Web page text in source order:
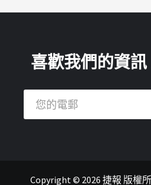
喜歡我們的資訊
Copyright © 2026 捷報 版權